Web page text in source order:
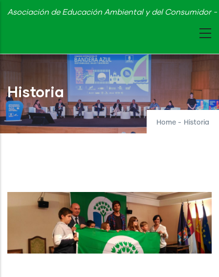
Skip
content
Asociación de Educación Ambiental y del Consumidor
Historia
Home - Historia